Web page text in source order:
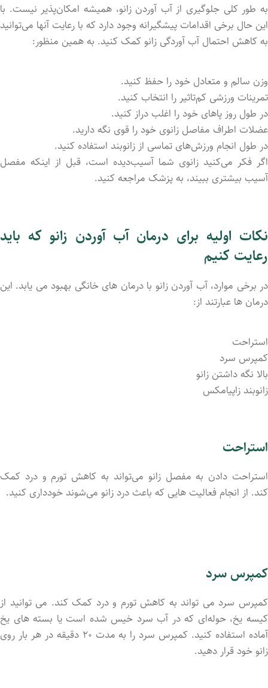
به طور کلی جلوگیری از آب آورد‌ن زانو، همیشه امکان‌پذیر نیست. با
این حال برخی اقدامات پیشگیرانه وجود دارد که با رعایت آنها می‌توانید
به کاهش احتمال آب آوردگی زانو کمک کنید. به همین منظور:
وزن سالم و متعادل خود را حفظ کنید.
تمرینات ورزشی کم‌تاثیر را انتخاب کنید.
در طول روز پاهای خود را اغلب دراز کنید.
عضلات اطراف مفاصل زانوی خود را قوی نگه دارید.
در طول انجام ورزش‌های تماسی از زانوبند استفاده کنید.
اگر فکر می‌کنید زانوی شما آسیب‌دیده است، قبل از اینکه مفصل
آسیب بیشتری ببیند، به پزشک مراجعه کنید.
نکات اولیه برای درمان آب آوردن زانو که باید
رعایت کنیم
در برخی موارد، آب آوردن زانو با درمان ‌های خانگی بهبود می‌ یابد. این
درمان ‌ها عبارتند از:
استراحت
کمپرس سرد
بالا نگه داشتن زانو
زانوبند زاپیامکس
استراحت
استراحت دادن به مفصل زانو می‌تواند به کاهش تورم و درد کمک
کند. از انجام فعالیت‌ هایی که باعث درد زانو می‌شوند خودداری کنید.
کمپرس سرد
کمپرس سرد می ‌تواند به کاهش تورم و درد کمک کند. می ‌توانید از
کیسه یخ، حوله‌ای که در آب سرد خیس شده است یا بسته ‌های یخ
آماده استفاده کنید. کمپرس سرد را به مدت ۲۰ دقیقه در هر بار روی
زانو خود قرار دهید.